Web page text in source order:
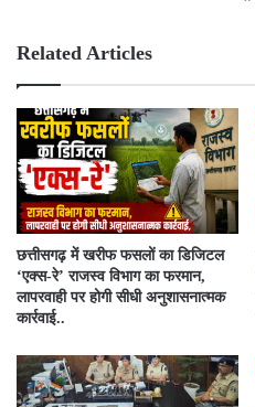
Related Articles
​छत्तीसगढ़ में खरीफ फसलों का डिजिटल
‘एक्स-रे’ राजस्व विभाग का फरमान,
लापरवाही पर होगी सीधी अनुशासनात्मक
कार्रवाई..